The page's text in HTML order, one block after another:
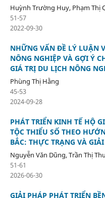
Huỳnh Trường Huy, Phạm Thị
51-57
2022-09-30
NHỮNG VẤN ĐỀ LÝ LUẬN
NÔNG NGHIỆP VÀ GỢI Ý
GIÁ TRỊ DU LỊCH NÔNG
Phùng Thị Hằng
45-53
2024-09-28
PHÁT TRIỂN KINH TẾ HỘ
TỘC THIỂU SỐ THEO
BẮC: THỰC TRẠNG VÀ
Nguyễn Văn Dũng, Trần Thị
51-61
2026-06-30
GIẢI PHÁP PHÁT TRIỂN